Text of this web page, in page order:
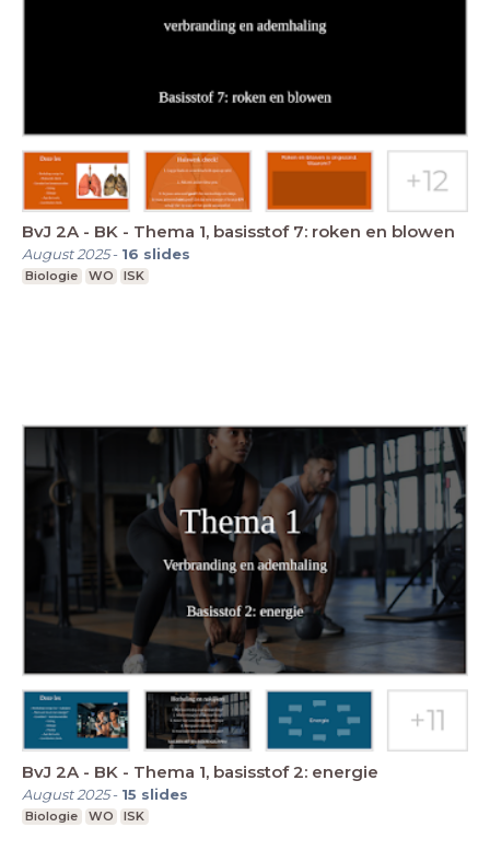
BvJ 2A - BK - Thema 1, basisstof 7: roken en blowen
August 2025- 16 slides
Biologie WO ISK
BvJ 2A - BK - Thema 1, basisstof 2: energie
August 2025- 15 slides
Biologie WO ISK